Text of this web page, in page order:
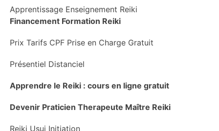
Apprentissage Enseignement Reiki
Financement Formation Reiki
Prix Tarifs CPF Prise en Charge Gratuit
Présentiel Distanciel
Apprendre le Reiki : cours en ligne gratuit
Devenir Praticien Therapeute Maître Reiki
Reiki Usui Initiation